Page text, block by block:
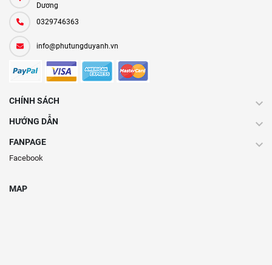
Dương
0329746363
info@phutungduyanh.vn
CHÍNH SÁCH
HƯỚNG DẪN
FANPAGE
Facebook
MAP